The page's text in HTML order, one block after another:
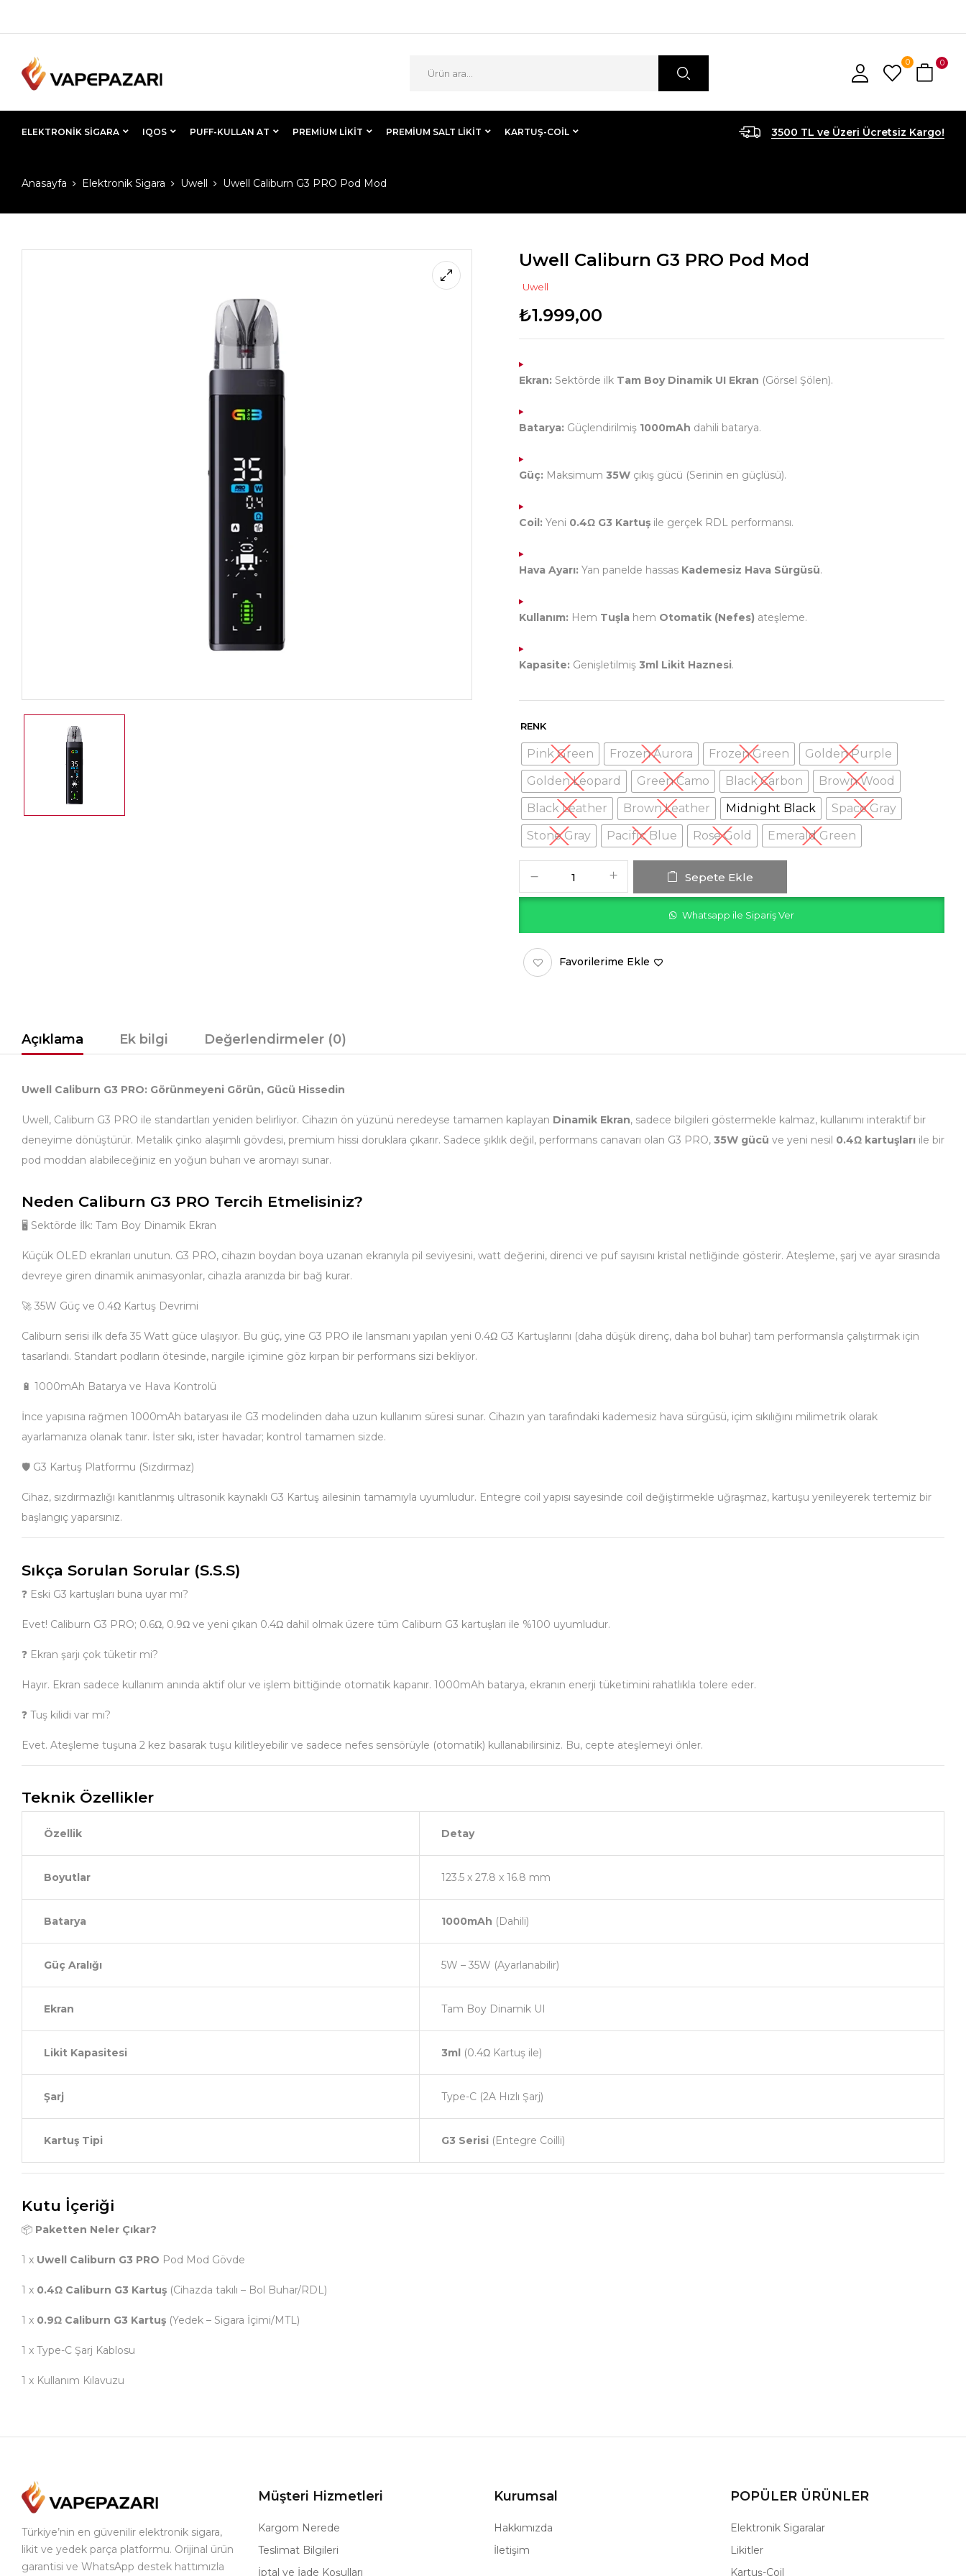
0 0
ELEKTRONIK SIGARA IQOS PUFF-KULLAN AT PREMIUM LIKIT PREMIUM SALT LIKIT KARTUŞ-COİL 3500 TL ve Üzeri Ücretsiz Kargo!
Anasayfa Elektronik Sigara Uwell Uwell Caliburn G3 PRO Pod Mod
Uwell Caliburn G3 PRO Pod Mod
Uwell
₺1.999,00
Ekran: Sektörde ilk Tam Boy Dinamik UI Ekran (Görsel Şölen).
Batarya: Güçlendirilmiş 1000mAh dahili batarya.
Güç: Maksimum 35W çıkış gücü (Serinin en güçlüsü).
Coil: Yeni 0.4Ω G3 Kartuş ile gerçek RDL performansı.
Hava Ayarı: Yan panelde hassas Kademesiz Hava Sürgüsü.
Kullanım: Hem Tuşla hem Otomatik (Nefes) ateşleme.
Kapasite: Genişletilmiş 3ml Likit Haznesi.
RENK
Pink Green Frozen Aurora Frozen Green
Golden Purple
Golden Leopard
Green Camo Black Carbon
Brown Wood
Black Leather
Brown Leather Midnight Black
Space Gray
Stone Gray
Pacific Blue Rose Gold Emerald Green
Sepete Ekle
Whatsapp ile Sipariş Ver
Favorilerime Ekle
Açıklama Ek bilgi Değerlendirmeler (0)
Uwell Caliburn G3 PRO: Görünmeyeni Görün, Gücü Hissedin
Uwell, Caliburn G3 PRO ile standartları yeniden belirliyor. Cihazın ön yüzünü neredeyse tamamen kaplayan Dinamik Ekran, sadece bilgileri göstermekle kalmaz, kullanımı interaktif bir
deneyime dönüştürür. Metalik çinko alaşımlı gövdesi, premium hissi doruklara çıkarır. Sadece şıklık değil, performans canavarı olan G3 PRO, 35W gücü ve yeni nesil 0.4Ω kartuşları ile bir
pod moddan alabileceğiniz en yoğun buharı ve aromayı sunar.
Neden Caliburn G3 PRO Tercih Etmelisiniz?
🖥️ Sektörde İlk: Tam Boy Dinamik Ekran
Küçük OLED ekranları unutun. G3 PRO, cihazın boydan boya uzanan ekranıyla pil seviyesini, watt değerini, direnci ve puf sayısını kristal netliğinde gösterir. Ateşleme, şarj ve ayar sırasında
devreye giren dinamik animasyonlar, cihazla aranızda bir bağ kurar.
🚀 35W Güç ve 0.4Ω Kartuş Devrimi
Caliburn serisi ilk defa 35 Watt güce ulaşıyor. Bu güç, yine G3 PRO ile lansmanı yapılan yeni 0.4Ω G3 Kartuşlarını (daha düşük direnç, daha bol buhar) tam performansla çalıştırmak için
tasarlandı. Standart podların ötesinde, nargile içimine göz kırpan bir performans sizi bekliyor.
🔋 1000mAh Batarya ve Hava Kontrolü
İnce yapısına rağmen 1000mAh bataryası ile G3 modelinden daha uzun kullanım süresi sunar. Cihazın yan tarafındaki kademesiz hava sürgüsü, içim sıkılığını milimetrik olarak
ayarlamanıza olanak tanır. İster sıkı, ister havadar; kontrol tamamen sizde.
🛡️ G3 Kartuş Platformu (Sızdırmaz)
Cihaz, sızdırmazlığı kanıtlanmış ultrasonik kaynaklı G3 Kartuş ailesinin tamamıyla uyumludur. Entegre coil yapısı sayesinde coil değiştirmekle uğraşmaz, kartuşu yenileyerek tertemiz bir
başlangıç yaparsınız.
Sıkça Sorulan Sorular (S.S.S)
❓ Eski G3 kartuşları buna uyar mı?
Evet! Caliburn G3 PRO; 0.6Ω, 0.9Ω ve yeni çıkan 0.4Ω dahil olmak üzere tüm Caliburn G3 kartuşları ile %100 uyumludur.
❓ Ekran şarjı çok tüketir mi?
Hayır. Ekran sadece kullanım anında aktif olur ve işlem bittiğinde otomatik kapanır. 1000mAh batarya, ekranın enerji tüketimini rahatlıkla tolere eder.
❓ Tuş kilidi var mı?
Evet. Ateşleme tuşuna 2 kez basarak tuşu kilitleyebilir ve sadece nefes sensörüyle (otomatik) kullanabilirsiniz. Bu, cepte ateşlemeyi önler.
Teknik Özellikler
Özellik Detay
Boyutlar 123.5 x 27.8 x 16.8 mm
Batarya 1000mAh (Dahili)
Güç Aralığı 5W – 35W (Ayarlanabilir)
Ekran Tam Boy Dinamik UI
Likit Kapasitesi 3ml (0.4Ω Kartuş ile)
Şarj Type-C (2A Hızlı Şarj)
Kartuş Tipi G3 Serisi (Entegre Coilli)
Kutu İçeriği
📦 Paketten Neler Çıkar?
1 x Uwell Caliburn G3 PRO Pod Mod Gövde
1 x 0.4Ω Caliburn G3 Kartuş (Cihazda takılı – Bol Buhar/RDL)
1 x 0.9Ω Caliburn G3 Kartuş (Yedek – Sigara İçimi/MTL)
1 x Type-C Şarj Kablosu
1 x Kullanım Kılavuzu
Türkiye’nin en güvenilir elektronik sigara,
likit ve yedek parça platformu. Orijinal ürün
garantisi ve WhatsApp destek hattımızla
Müşteri Hizmetleri
Kargom Nerede
Teslimat Bilgileri
İptal ve İade Koşulları
Kurumsal
Hakkımızda
İletişim
POPÜLER ÜRÜNLER
Elektronik Sigaralar
Likitler
Kartuş-Coil